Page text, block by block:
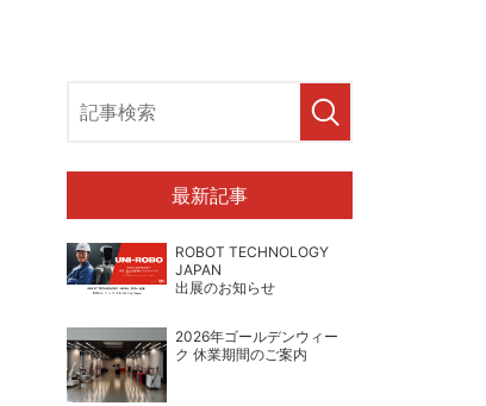
最新記事
ROBOT TECHNOLOGY
JAPAN
出展のお知らせ
2026年ゴールデンウィー
ク 休業期間のご案内